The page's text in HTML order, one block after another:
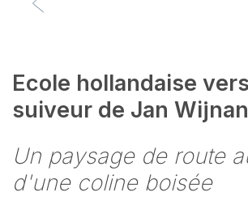
Ecole hollandaise
suiveur de Jan
Un paysage de route
d'une coline boisée